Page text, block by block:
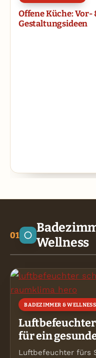
Offene Küche: Vor-
Gestaltungsideen
Wellness
BADEZIMMER & WELLNESS
für ein
Luftbefeuchter fürs